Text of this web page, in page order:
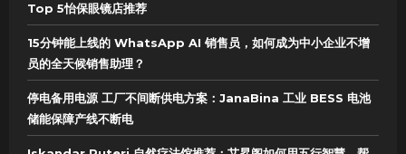
Top 5怡保眼镜店推荐
15分钟能上线的 WhatsApp AI 销售员，如何成为中小企业不增
员的全天候销售助理？
停电备用电源 工厂不间断供电方案：JanaBina 工业 BESS 电池
储能保障产线不断电